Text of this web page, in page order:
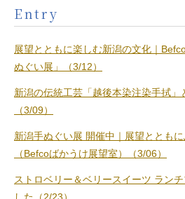
Entry
展望とともに楽しむ新潟の文化｜
ぬぐい展」（3/12）
新潟の伝統工芸「越後本染注染手拭」
（3/09）
新潟手ぬぐい展 開催中｜展望ととも
（Befcoばかうけ展望室）（3/06）
ストロベリー＆ベリースイーツ ラン